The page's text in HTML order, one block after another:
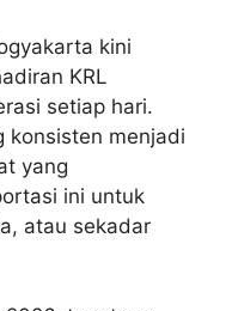
kini
KRL
setiap hari.
konsisten menjadi
yang
ini untuk
atau sekadar